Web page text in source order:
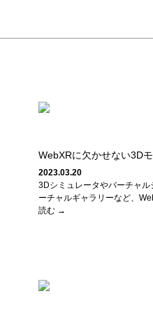
WebXRに欠かせない3D
2023.03.20
3Dシミュレータやバーチャル
ーチャルギャラリーなど、
読む →